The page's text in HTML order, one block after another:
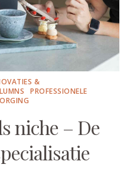
&
PROFESSIONELE
niche – De